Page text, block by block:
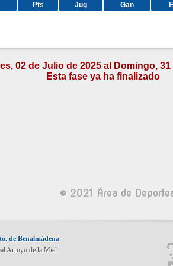
Pts Jug Gan
02 de Julio de 2025 al Domingo,
Esta fase ya ha finalizado
© 2021 Área de
de Benalmádena
Arroyo de la Miel